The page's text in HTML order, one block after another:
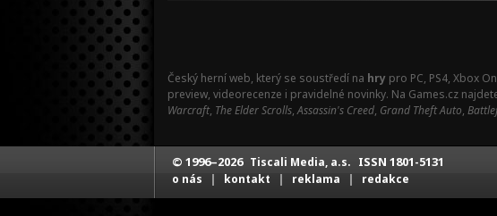
Český herní web, který se soustředí na hry pro PC, PS4, Xbox
preview, videorecenze i pravidelné novinky. Na Games.cz
Warcraft, The Elder Scrolls,Assassin's Creed, Grand Theft Auto,
© 1996–2026 Tiscali Media, a.s. ISSN 1801-5131
o nás | kontakt | reklama | redakce